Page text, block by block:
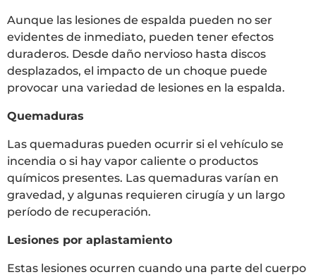
Aunque las lesiones de espalda pueden no ser
evidentes de inmediato, pueden tener efectos
duraderos. Desde daño nervioso hasta discos
desplazados, el impacto de un choque puede
provocar una variedad de lesiones en la espalda.
Quemaduras
Las quemaduras pueden ocurrir si el vehículo se
incendia o si hay vapor caliente o productos
químicos presentes. Las quemaduras varían en
gravedad, y algunas requieren cirugía y un largo
período de recuperación.
Lesiones por aplastamiento
Estas lesiones ocurren cuando una parte del cuerpo